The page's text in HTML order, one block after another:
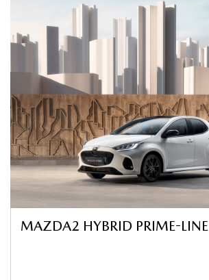
MAZDA2 HYBRID PRIME-LINE